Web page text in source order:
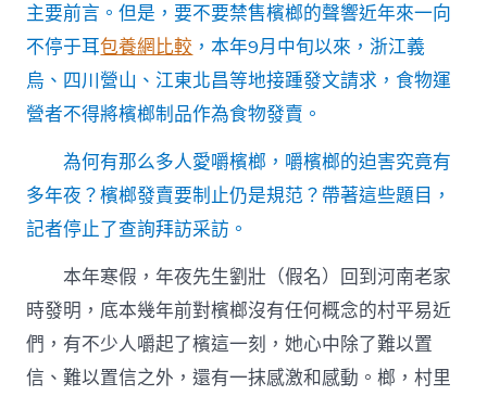
主要前言。但是，要不要禁售檳榔的聲響近年來一向
不停于耳包養網比較 ，本年9月中旬以來，浙江義
烏、四川營山、江東北昌等地接踵發文請求，食物運
營者不得將檳榔制品作為食物發賣。
為何有那么多人愛嚼檳榔，嚼檳榔的迫害究竟有
多年夜？檳榔發賣要制止仍是規范？帶著這些題目，
記者停止了查詢拜訪采訪。
本年寒假，年夜先生劉壯（假名）回到河南老家
時發明，底本幾年前對檳榔沒有任何概念的村平易近
們，有不少人嚼起了檳這一刻，她心中除了難以置
信、難以置信之外，還有一抹感激和感動。榔，村里